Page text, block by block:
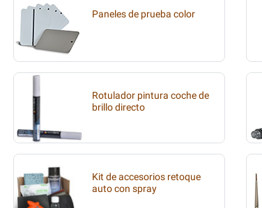
Paneles de prueba color
Rotulador pintura coche de
brillo directo
Kit de accesorios retoque
auto con spray